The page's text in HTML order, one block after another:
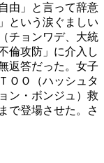
由」と言って辞意
という涙ぐましい
チョンワデ、大統
倫攻防」に介入し
返答だった。女子
ＯＯ（ハッシュタ
ン・ボンジュ）救
で登場させた。さ